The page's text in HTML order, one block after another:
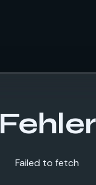
Fehler
Failed to fetch